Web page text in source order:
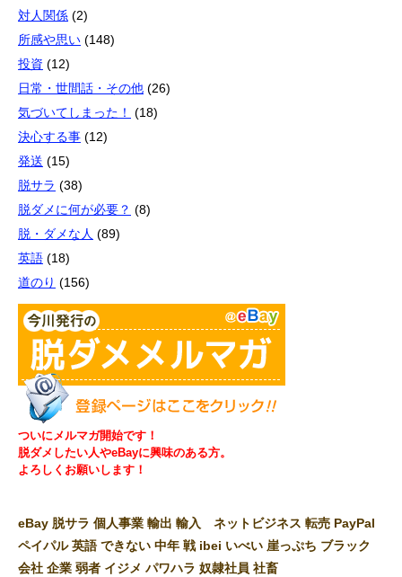
対人関係 (2)
所感や思い (148)
投資 (12)
日常・世間話・その他 (26)
気づいてしまった！
(18)
決心する事 (12)
発送 (15)
脱サラ (38)
脱ダメに何が必要？ (8)
脱・ダメな人 (89)
英語 (18)
道のり (156)
ついにメルマガ開始です！
脱ダメしたい人やeBayに興味のある方。
よろしくお願いします！
eBay 脱サラ 個人事業 輸出 輸入 ネットビジネス 転売 PayPal
ペイパル 英語 できない 中年 戦 ibei いべい 崖っぷち ブラック
会社 企業 弱者 イジメ パワハラ 奴隷社員 社畜